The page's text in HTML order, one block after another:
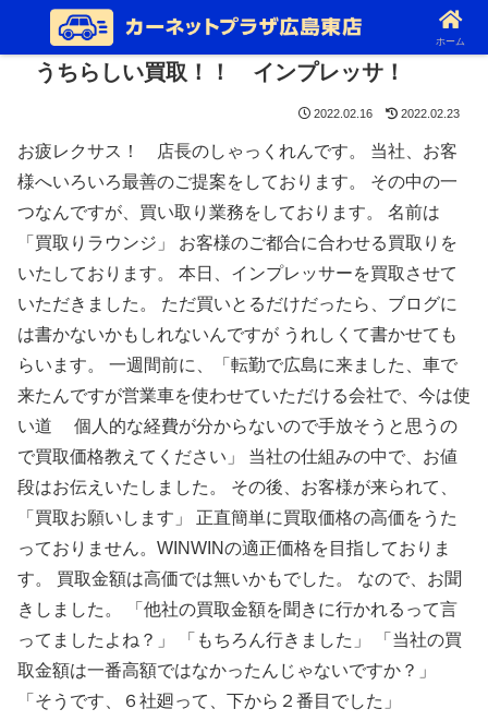
うちらしい買取！！ インプレッサ！
2022.02.16 2022.02.23
お疲レクサス！ 店長のしゃっくれんです。 当社、お客
様へいろいろ最善のご提案をしております。 その中の一
つなんですが、買い取り業務をしております。 名前は
「買取りラウンジ」 お客様のご都合に合わせる買取りを
いたしております。 本日、インプレッサーを買取させて
いただきました。 ただ買いとるだけだったら、ブログに
は書かないかもしれないんですが うれしくて書かせても
らいます。 一週間前に、「転勤で広島に来ました、車で
来たんですが営業車を使わせていただける会社で、今は使
い道 個人的な経費が分からないので手放そうと思うの
で買取価格教えてください」 当社の仕組みの中で、お値
段はお伝えいたしました。 その後、お客様が来られて、
「買取お願いします」 正直簡単に買取価格の高価をうた
っておりません。WINWINの適正価格を目指しておりま
す。 買取金額は高価では無いかもでした。 なので、お聞
きしました。 「他社の買取金額を聞きに行かれるって言
ってましたよね？」 「もちろん行きました」 「当社の買
取金額は一番高額ではなかったんじゃないですか？」
「そうです、６社廻って、下から２番目でした」
ホーム